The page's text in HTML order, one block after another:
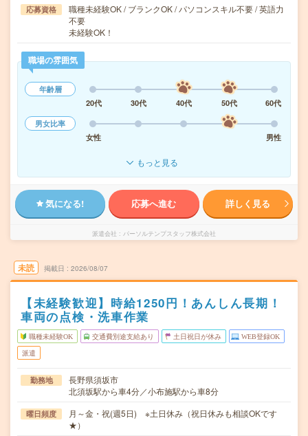
応募資格
職種未経験OK / ブランクOK / パソコンスキル不要 / 英語力
不要
未経験OK！
職場の雰囲気
年齢層
20代
30代 40代 50代
60代
男女比率
女性
男性
もっと見る
気になる! 応募へ進む 詳しく見る
派遣会社 パーソルテンプスタッフ株式会社
未読 掲載日 2026/08/07
【未経験歓迎】時給1250円！あんしん長期！
車両の点検・洗車作業
職種未経験OK 交通費別途支給あり 土日祝日が休み WEB登録OK
派遣
勤務地
長野県須坂市
北須坂駅から車4分／小布施駅から車8分
曜日頻度
月～金・祝(週5日) ※土日休み（祝日休みも相談OKです
★）